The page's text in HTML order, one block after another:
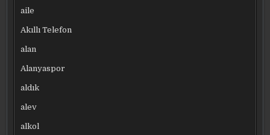
aile
Akıllı Telefon
alan
Alanyaspor
aldık
alev
alkol